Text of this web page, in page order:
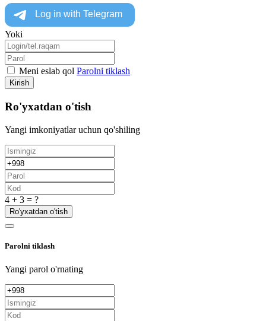
Yoki
Meni eslab qol Parolni tiklash
Kirish
Ro'yxatdan o'tish
Yangi imkoniyatlar uchun qo'shiling
4 + 3 = ?
Ro'yxatdan o'tish
Parolni tiklash
Yangi parol o'rnating